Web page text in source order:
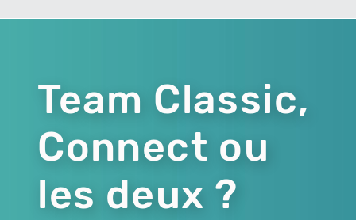
Team Classic,
Connect ou
les deux ?